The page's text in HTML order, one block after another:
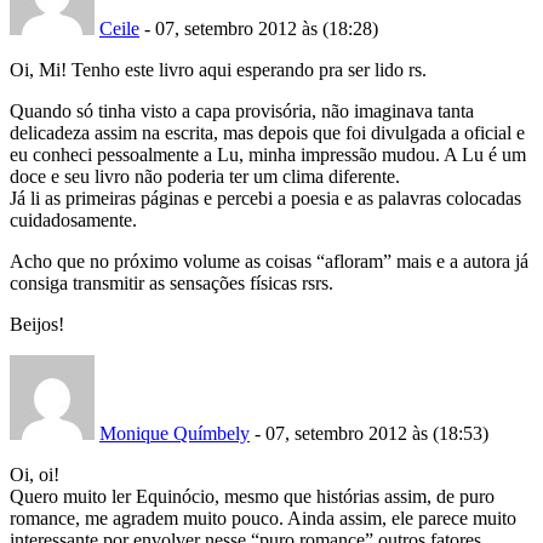
Ceile - 07, setembro 2012 às (18:28)
Oi, Mi! Tenho este livro aqui esperando pra ser lido rs.
Quando só tinha visto a capa provisória, não imaginava tanta
delicadeza assim na escrita, mas depois que foi divulgada a oficial e
eu conheci pessoalmente a Lu, minha impressão mudou. A Lu é um
doce e seu livro não poderia ter um clima diferente.
Já li as primeiras páginas e percebi a poesia e as palavras colocadas
cuidadosamente.
Acho que no próximo volume as coisas “afloram” mais e a autora já
consiga transmitir as sensações físicas rsrs.
Beijos!
Monique Químbely - 07, setembro 2012 às (18:53)
Oi, oi!
Quero muito ler Equinócio, mesmo que histórias assim, de puro
romance, me agradem muito pouco. Ainda assim, ele parece muito